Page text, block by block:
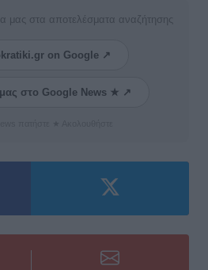
μας στα αποτελέσματα αναζήτησης
on Google ↗
στο Google News ★ ↗